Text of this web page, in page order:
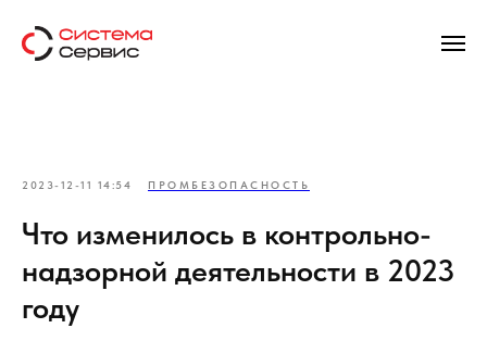
2023-12-11 14:54 ПРОМБЕЗОПАСНОСТЬ
Что изменилось в контрольно-
надзорной деятельности в 2023
году